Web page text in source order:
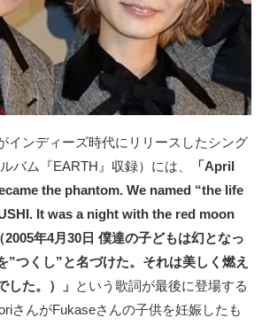
インディーズ時代にリリースしたシング
バム『EARTH』収録）には、
「April
the phantom. We named “the life
It was a night with the red moon
年4月30日 僕達の子どもは幻となっ
”つくし”と名づけた。それは美しく燃え
した。）」 という歌詞が最後に登場する
さんがFukaseさんの子供を妊娠したも